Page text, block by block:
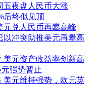
五夜盘人民币大涨
后终似见顶
元兑人民币再攀高峰
以冲突助推美元再攀高
美元资产收益率创新高
强势暂止
美元维持强势，欧元英